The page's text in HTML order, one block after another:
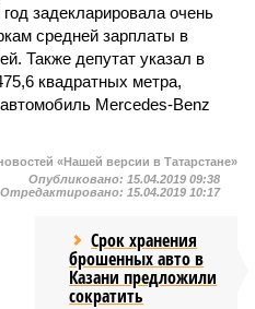
задекларировала очень
средней зарплаты в
Также депутат указал в
квадратных метра,
Mercedes-Benz
«Нашей версии в Татарстане»
Опубликовано: 15.04.2019 09:38
Отредактировано: 15.04.2019 10:17
Срок хранения
брошенных авто в
Казани предложили
сократить